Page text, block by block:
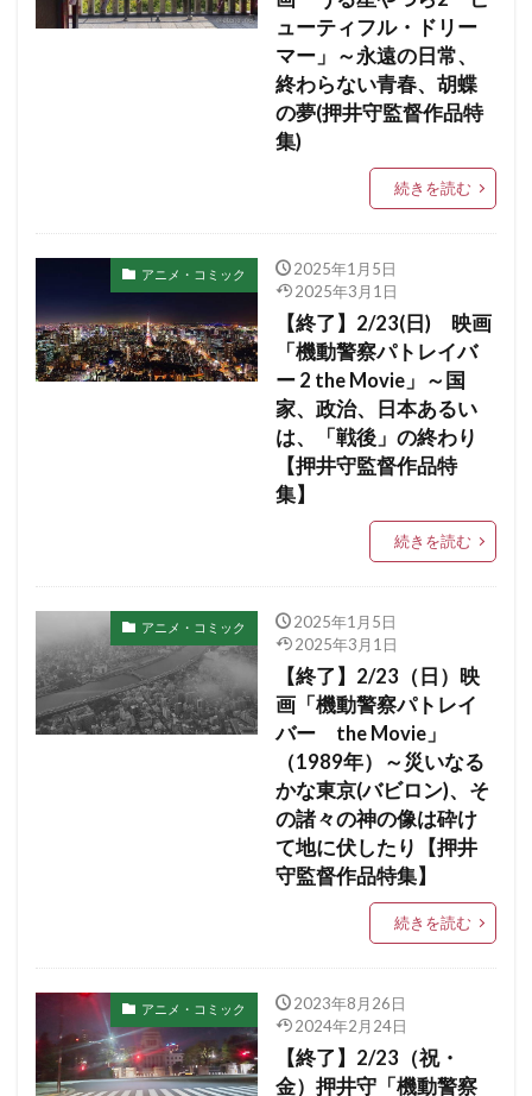
ューティフル・ドリー
マー」～永遠の日常、
終わらない青春、胡蝶
の夢(押井守監督作品特
集)
続きを読む
アニメ・コミック
2025年1月5日
2025年3月1日
【終了】2/23(日) 映画
「機動警察パトレイバ
ー 2 the Movie」～国
家、政治、日本あるい
は、「戦後」の終わり
【押井守監督作品特
集】
続きを読む
アニメ・コミック
2025年1月5日
2025年3月1日
【終了】2/23（日）映
画「機動警察パトレイ
バー the Movie」
（1989年）～災いなる
かな東京(バビロン)、そ
の諸々の神の像は砕け
て地に伏したり【押井
守監督作品特集】
続きを読む
アニメ・コミック
2023年8月26日
2024年2月24日
【終了】2/23（祝・
金）押井守「機動警察